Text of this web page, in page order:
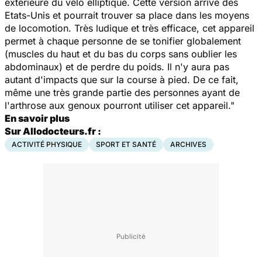
Etats-Unis et pourrait trouver sa place dans les moyens
de locomotion. Très ludique et très efficace, cet appareil
permet à chaque personne de se tonifier globalement
(muscles du haut et du bas du corps sans oublier les
abdominaux) et de perdre du poids. Il n'y aura pas
autant d'impacts que sur la course à pied. De ce fait,
même une très grande partie des personnes ayant de
l'arthrose aux genoux pourront utiliser cet appareil."
En savoir plus
Sur Allodocteurs.fr :
ACTIVITÉ PHYSIQUE SPORT ET SANTÉ ARCHIVES